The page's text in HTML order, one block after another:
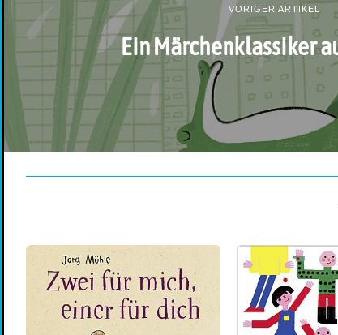
VORIGER ARTIKEL
Ein Märchenklassiker